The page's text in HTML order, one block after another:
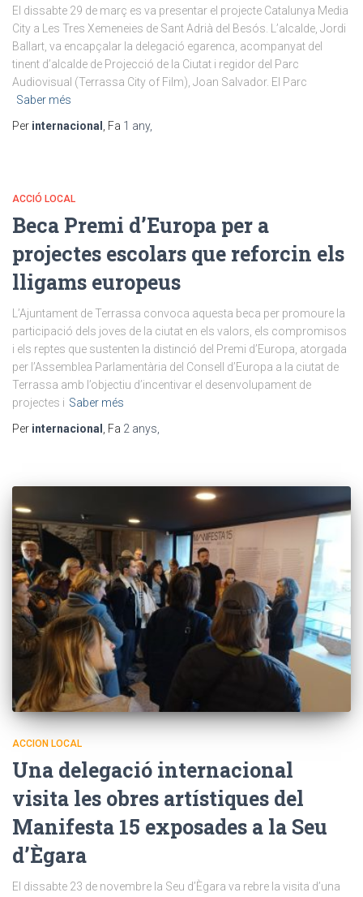
El dissabte 29 de març es va presentar el projecte Catalunya Media
City a Les Tres Xemeneies de Sant Adrià del Besós. L’alcalde, Jordi
Ballart, va encapçalar la delegació egarenca, acompanyat del
tinent d’alcalde de Projecció de la Ciutat i regidor del Parc
Audiovisual (Terrassa City of Film), Joan Salvador. El Parc
Saber més
Per internacional , Fa 1 any,
ACCIÓ LOCAL
Beca Premi d’Europa per a
projectes escolars que reforcin els
lligams europeus
L’Ajuntament de Terrassa convoca aquesta beca per promoure la
participació dels joves de la ciutat en els valors, els compromisos
i els reptes que sustenten la distinció del Premi d’Europa, atorgada
per l’Assemblea Parlamentària del Consell d’Europa a la ciutat de
Terrassa amb l’objectiu d’incentivar el desenvolupament de
projectes i Saber més
Per internacional , Fa 2 anys
ACCION LOCAL
Una delegació internacional
visita les obres artístiques del
Manifesta 15 exposades a la Seu
d’Ègara
El dissabte 23 de novembre la Seu d’Ègara va rebre la visita d’una